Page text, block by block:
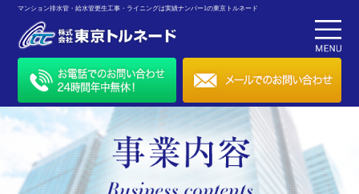
マンション排水管・給水管更生工事・ライニングは実績ナンバー1の東京トルネード